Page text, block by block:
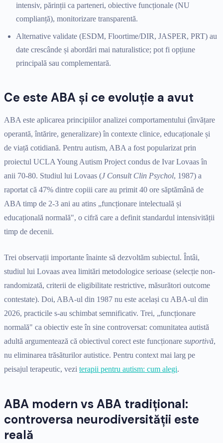
intensiv, părinții ca parteneri, obiective funcționale (NU
complianță), monitorizare transparentă.
Alternative validate (ESDM, Floortime/DIR, JASPER, PRT) au
date crescânde și abordări mai naturalistice; pot fi opțiune
principală sau complementară.
Ce este ABA și ce evoluție a avut
ABA este aplicarea principiilor analizei comportamentului (învățare
operantă, întărire, generalizare) în contexte clinice, educaționale și
de viață cotidiană. Pentru autism, ABA a fost popularizat prin
proiectul UCLA Young Autism Project condus de Ivar Lovaas în
anii 70-80. Studiul lui Lovaas (J Consult Clin Psychol, 1987) a
raportat că 47% dintre copiii care au primit 40 ore săptămână de
ABA timp de 2-3 ani au atins „funcționare intelectuală și
educațională normală", o cifră care a definit standardul intensivității
timp de decenii.
Trei observații importante înainte să dezvoltăm subiectul. Întâi,
studiul lui Lovaas avea limitări metodologice serioase (selecție non-
randomizată, criterii de eligibilitate restrictive, măsurători outcome
contestate). Doi, ABA-ul din 1987 nu este același cu ABA-ul din
2026, practicile s-au schimbat semnificativ. Trei, „funcționare
normală" ca obiectiv este în sine controversat: comunitatea autistă
adultă argumentează că obiectivul corect este funcționare suportivă,
nu eliminarea trăsăturilor autistice. Pentru context mai larg pe
peisajul terapeutic, vezi terapii pentru autism: cum alegi.
ABA modern vs ABA tradițional:
controversa neurodiversității este
reală